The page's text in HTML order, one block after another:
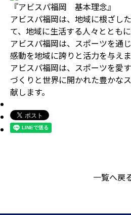
『アビスパ福岡 基本理念』
アビスパ福岡は、地域に根ざし
て、地域に生活する人々とともに
アビスパ福岡は、スポーツを通
感動を地域に誇りと活力を与えま
アビスパ福岡は、スポーツを愛
づくりと世界に開かれた豊かな
献します。
一覧へ戻